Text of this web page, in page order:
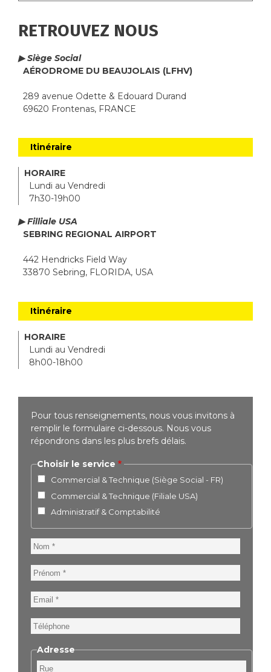
RETROUVEZ NOUS
▶ Siège Social
AÉRODROME DU BEAUJOLAIS (LFHV)
289 avenue Odette & Edouard Durand
69620 Frontenas, FRANCE
Itinéraire
HORAIRE
Lundi au Vendredi
7h30-19h00
▶ Filliale USA
SEBRING REGIONAL AIRPORT
442 Hendricks Field Way
33870 Sebring, FLORIDA, USA
Itinéraire
HORAIRE
Lundi au Vendredi
8h00-18h00
Pour tous renseignements, nous vous invitons à
remplir le formulaire ci-dessous. Nous vous
répondrons dans les plus brefs délais.
Choisir le service
Commercial & Technique (Siège Social - FR)
Commercial & Technique (Filiale USA)
Administratif & Comptabilité
Nom
Prénom
Email
Téléphone
Adresse
Rue